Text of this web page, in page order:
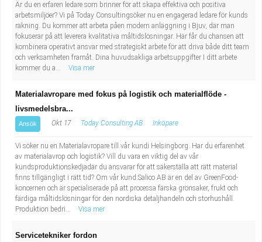
Är du en erfaren ledare som brinner för att skapa effektiva och positiva
arbetsmiljöer? Vi på Today Consultingsöker nu en engagerad ledare för kunds
räkning. Du kommer att arbeta påen modern anläggning i Bjuv, där man
fokuserar på att leverera kvalitativa måltidslösningar. Här får du chansen att
kombinera operativt ansvar med strategiskt arbete för att driva både ditt team
och verksamheten framåt. Dina huvudsakliga arbetsuppgifter I ditt arbete
kommer du a...
Visa mer
Materialavropare med fokus på logistik och materialflöde -
livsmedelsbra...
Ansök Okt 17 Today Consulting AB Inköpare
Vi söker nu en Materialavropare till vår kundi Helsingborg. Har du erfarenhet
av materialavrop och logistik? Vill du vara en viktig del av vår
kundsproduktionskedjadär du ansvarar för att säkerställa att rätt material
finns tillgängligt i rätt tid? Om vår kund:Salico AB är en del av GreenFood-
koncernen och är specialiserade på att processa färska grönsaker, frukt och
färdiga måltidslösningar för den nordiska detaljhandeln och storhushåll.
Produktion bedri...
Visa mer
Servicetekniker fordon